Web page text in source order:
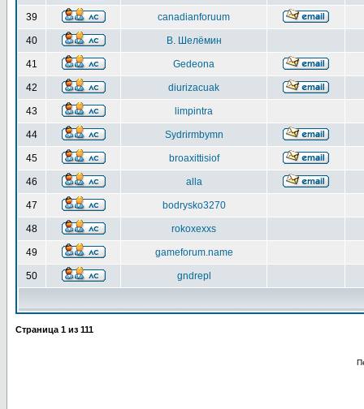
39 canadianforuum
40 В. Шелёмин
41 Gedeona
42 diurizacuak
43 limpintra
44 Sydrirmbymn
45 broaxittisiof
46 alla
47 bodrysko3270
48 rokoxexxs
49 gameforum.name
50 gndrepl
Страница 1 из 111